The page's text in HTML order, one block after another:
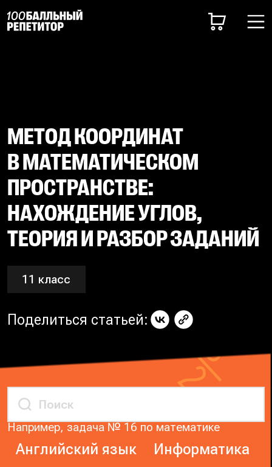
МЕТОД КООРДИНАТ
В МАТЕМАТИЧЕСКОМ
ПРОСТРАНСТВЕ:
НАХОЖДЕНИЕ УГЛОВ,
ТЕОРИЯ И РАЗБОР ЗАДАНИЙ
11 класс
Поделиться статьей:
Например, задача № 16 по математике
Английский язык Информатика